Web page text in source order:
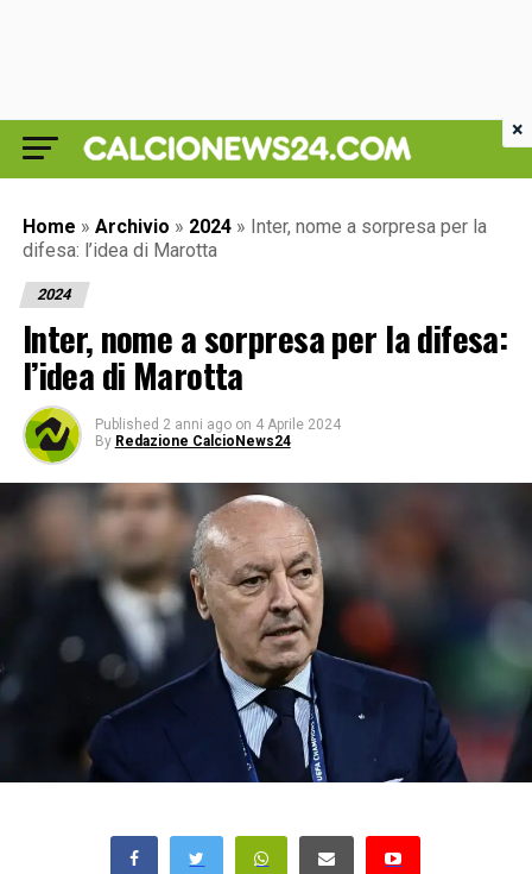
Home » Archivio » 2024 » Inter, nome a sorpresa per la
difesa: l’idea di Marotta
2024
Inter, nome a sorpresa per la difesa:
l’idea di Marotta
Published 2 anni ago on 4 Aprile 2024
By Redazione CalcioNews24
×